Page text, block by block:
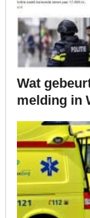
Wat
melding in